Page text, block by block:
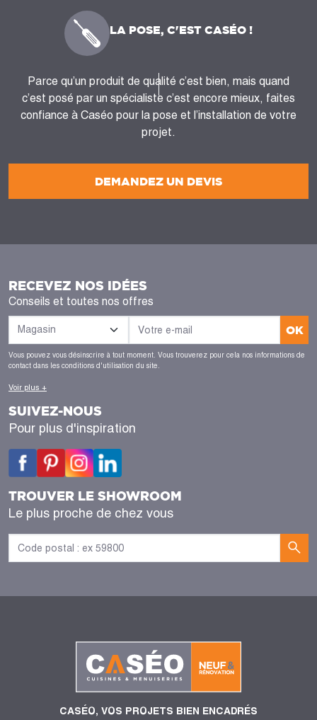
DEMANDEZ UN DEVIS
LA POSE, C'EST CASÉO !
Parce qu’un produit de qualité c’est bien, mais quand
c’est posé par un spécialiste c’est encore mieux, faites
confiance à Caséo pour la pose et l’installation de votre
projet.
RECEVEZ NOS IDÉES
Conseils et toutes nos offres
OK
Vous pouvez vous désinscrire à tout moment. Vous trouverez pour cela nos informations de
contact dans les conditions d'utilisation du site.
Voir plus +
SUIVEZ-NOUS
Pour plus d'inspiration
TROUVER LE SHOWROOM
Le plus proche de chez vous
CASÉO, VOS PROJETS BIEN ENCADRÉS